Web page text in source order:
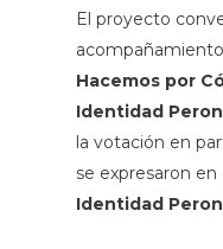
El proyecto
Hacemos por
Identidad
la votación en
se expresaron
Identidad